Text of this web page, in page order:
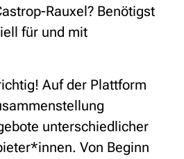
Rauxel? Benötigst
für und mit
Auf der Plattform
unterschiedlicher
Von Beginn